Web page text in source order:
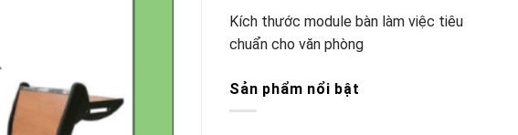
Kích thước module bàn làm việc tiêu
chuẩn cho văn phòng
Sản phẩm nổi bật